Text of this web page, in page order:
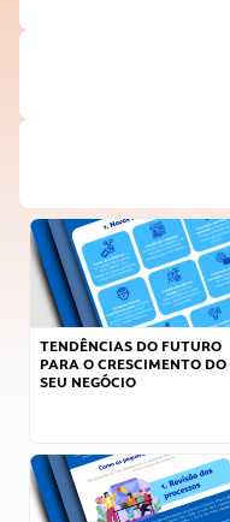
TENDÊNCIAS DO FUTURO
PARA O CRESCIMENTO DO
SEU NEGÓCIO